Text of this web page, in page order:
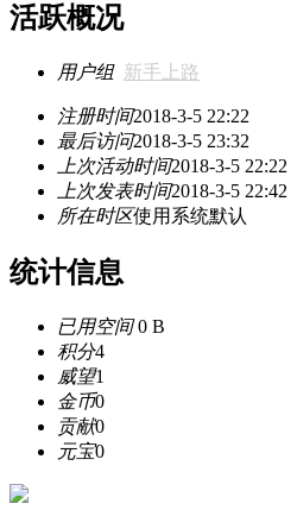
活跃概况
用户组 新手上路
注册时间2018-3-5 22:22
最后访问2018-3-5 23:32
上次活动时间2018-3-5 22:22
上次发表时间2018-3-5 22:42
所在时区使用系统默认
统计信息
已用空间0 B
积分4
威望1
金币0
贡献0
元宝0